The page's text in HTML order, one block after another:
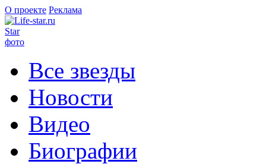
О проекте Реклама
Star
фото
Все звезды
Новости
Видео
Биографии